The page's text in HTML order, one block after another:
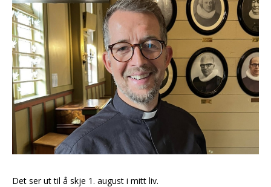
Det ser ut til å skje 1. august i mitt liv.